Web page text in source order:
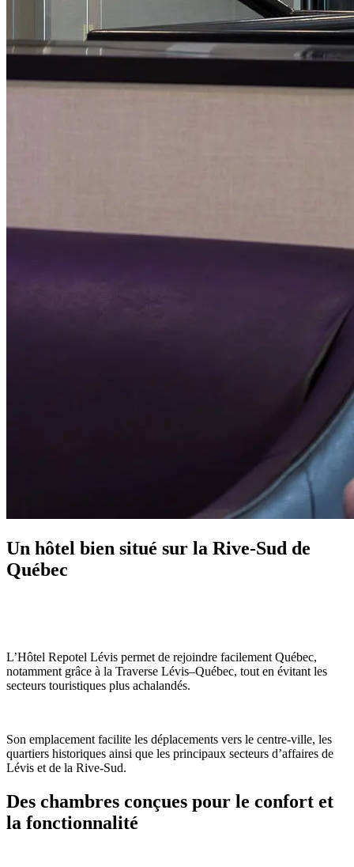
Un hôtel bien situé sur la Rive-Sud de
Québec
L’Hôtel Repotel Lévis permet de rejoindre facilement Québec,
notamment grâce à la Traverse Lévis–Québec, tout en évitant les
secteurs touristiques plus achalandés.
Son emplacement facilite les déplacements vers le centre-ville, les
quartiers historiques ainsi que les principaux secteurs d’affaires de
Lévis et de la Rive-Sud.
Des chambres conçues pour le confort et
la fonctionnalité